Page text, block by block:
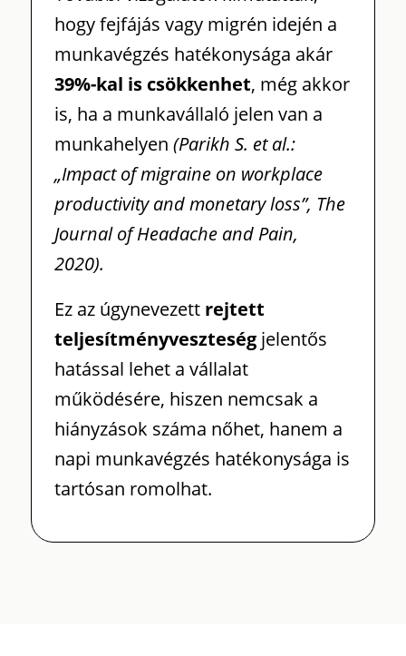
hogy fejfájás vagy migrén idején a
munkavégzés hatékonysága akár
39%-kal is csökkenhet, még akkor
is, ha a munkavállaló jelen van a
munkahelyen (Parikh S. et al.:
„Impact of migraine on workplace
productivity and monetary loss”, The
Journal of Headache and Pain,
2020).
Ez az úgynevezett rejtett
teljesítményveszteségjelentős
hatással lehet a vállalat
működésére, hiszen nemcsak a
hiányzások száma nőhet, hanem a
napi munkavégzés hatékonysága is
tartósan romolhat.